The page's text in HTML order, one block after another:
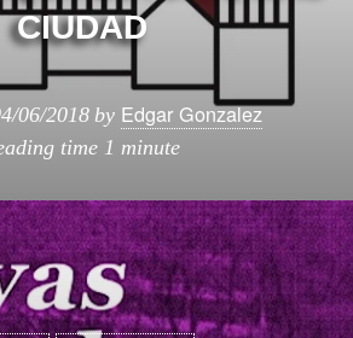
CIUDAD
06/2018 by Edgar Gonzalez
time 1 minute